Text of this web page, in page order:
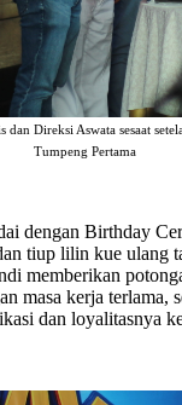
dan Direksi Aswata sesaat
Tumpeng Pertama
dengan Birthday
tiup lilin kue ulang
memberikan
masa kerja terlama,
dan loyalitasnya